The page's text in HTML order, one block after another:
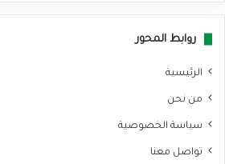
روابط المحور
الرئيسية
من نحن
سياسة الخصوصية
تواصل معنا